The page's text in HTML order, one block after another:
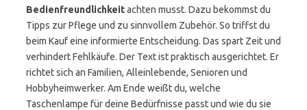
Bedienfreundlichkeitachten musst. Dazu bekommst du
Tipps zur Pflege und zu sinnvollem Zubehör. So triffst du
beim Kauf eine informierte Entscheidung. Das spart Zeit und
verhindert Fehlkäufe. Der Text ist praktisch ausgerichtet. Er
richtet sich an Familien, Alleinlebende, Senioren und
Hobbyheimwerker. Am Ende weißt du, welche
Taschenlampe für deine Bedürfnisse passt und wie du sie